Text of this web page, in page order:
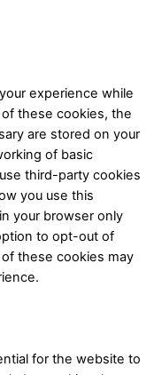
experience while
these cookies, the
are stored on your
of basic
third-party cookies
you use this
your browser only
to opt-out of
these cookies may
for the website to